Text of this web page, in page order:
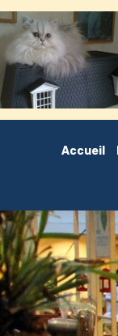
Accueil